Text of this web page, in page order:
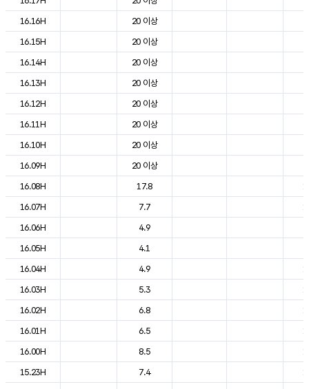
16.16H
20 이상
16.15H
20 이상
16.14H
20 이상
16.13H
20 이상
16.12H
20 이상
16.11H
20 이상
16.10H
20 이상
16.09H
20 이상
16.08H
17.8
16.07H
7.7
16.06H
4.9
16.05H
4.1
16.04H
4.9
16.03H
5.3
16.02H
6.8
16.01H
6.5
16.00H
8.5
15.23H
7.4